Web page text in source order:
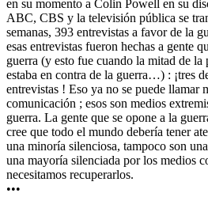
en su momento a Colin Powell en su
ABC, CBS y la televisión pública se
semanas, 393 entrevistas a favor de la
esas entrevistas fueron hechas a gente
guerra (y esto fue cuando la mitad de la
estaba en contra de la guerra…) : ¡tres
entrevistas ! Eso ya no se puede llamar
comunicación ; esos son medios
guerra. La gente que se opone a la
cree que todo el mundo debería tener
una minoría silenciosa, tampoco son
una mayoría silenciada por los medios
necesitamos recuperarlos.
•••